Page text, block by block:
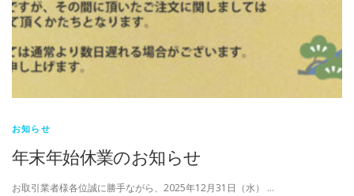
お知らせ
年末年始休業のお知らせ
お取引業者様各位誠に勝手ながら、2025年12月31日（水） …